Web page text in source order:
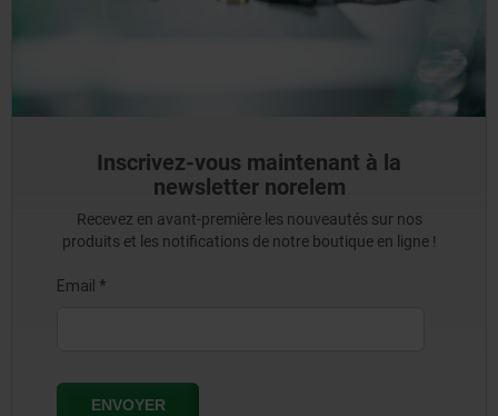
Inscrivez-vous maintenant à la
newsletter norelem
Recevez en avant-première les nouveautés sur nos
produits et les notifications de notre boutique en ligne !